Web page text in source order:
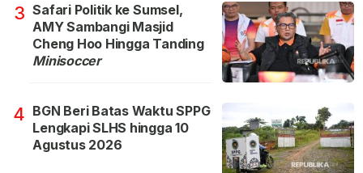
3 Safari Politik ke Sumsel,
AMY Sambangi Masjid
Cheng Hoo Hingga Tanding
Minisoccer
4 BGN Beri Batas Waktu SPPG
Lengkapi SLHS hingga 10
Agustus 2026